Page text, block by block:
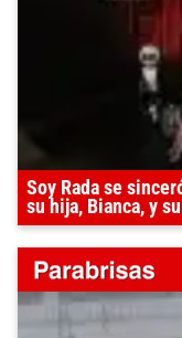
Soy Rada se
su hija, Bianca, y